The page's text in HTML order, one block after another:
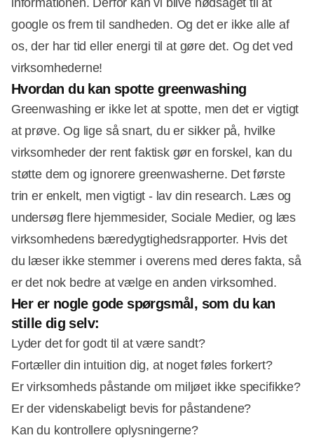
google os frem til sandheden. Og det er ikke alle af
os, der har tid eller energi til at gøre det. Og det ved
virksomhederne!
Hvordan du kan spotte greenwashing
Greenwashing er ikke let at spotte, men det er vigtigt
at prøve. Og lige så snart, du er sikker på, hvilke
virksomheder der rent faktisk gør en forskel, kan du
støtte dem og ignorere greenwasherne. Det første
trin er enkelt, men vigtigt - lav din research. Læs og
undersøg flere hjemmesider, Sociale Medier, og læs
virksomhedens bæredygtighedsrapporter. Hvis det
du læser ikke stemmer i overens med deres fakta, så
er det nok bedre at vælge en anden virksomhed.
Her er nogle gode spørgsmål, som du kan
stille dig selv:
Lyder det for godt til at være sandt?
Fortæller din intuition dig, at noget føles forkert?
Er virksomheds påstande om miljøet ikke specifikke?
Er der videnskabeligt bevis for påstandene?
Kan du kontrollere oplysningerne?